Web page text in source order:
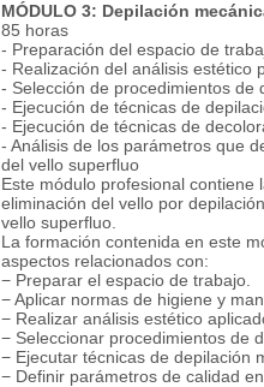
MÓDULO 3: Depilación
85 horas
- Preparación del espacio de
- Realización del análisis estético
- Selección de procedimientos de
- Ejecución de técnicas de
- Ejecución de técnicas de
- Análisis de los parámetros que
del vello superfluo
Este módulo profesional
eliminación del vello por
vello superfluo.
La formación contenida en este
aspectos relacionados con:
− Preparar el espacio de trabajo.
− Aplicar normas de higiene y
− Realizar análisis estético
− Seleccionar procedimientos de
− Ejecutar técnicas de depilación
− Definir parámetros de calidad